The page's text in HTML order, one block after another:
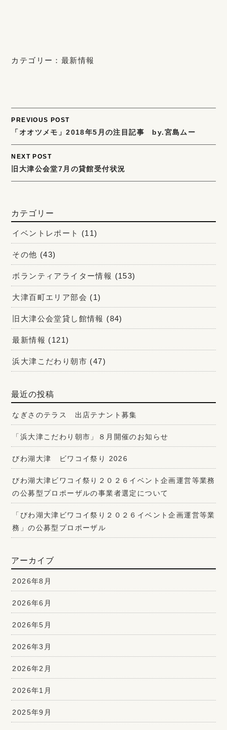
カテゴリー： 最新情報
Post
navigation
PREVIOUS POST
「オオツメモ」2018年5月の注目記事 by.宮島ムー
NEXT POST
旧大津公会堂7月の貸館受付状況
カテゴリー
イベントレポート (11)
その他 (43)
ボランティアライター情報 (153)
大津百町エリア部会 (1)
旧大津公会堂貸し館情報 (84)
最新情報 (121)
浜大津こだわり朝市 (47)
最近の投稿
なぎさのテラス 出店テナント募集
「浜大津こだわり朝市」８月開催のお知らせ
びわ湖大津 ビワコイ祭り 2026
びわ湖大津ビワコイ祭り２０２６イベント企画運営等業務
の公募型プロポーザルの事業者選定について
「びわ湖大津ビワコイ祭り２０２６イベント企画運営等業
務」の公募型プロポーザル
アーカイブ
2026年8月
2026年6月
2026年5月
2026年3月
2026年2月
2026年1月
2025年9月